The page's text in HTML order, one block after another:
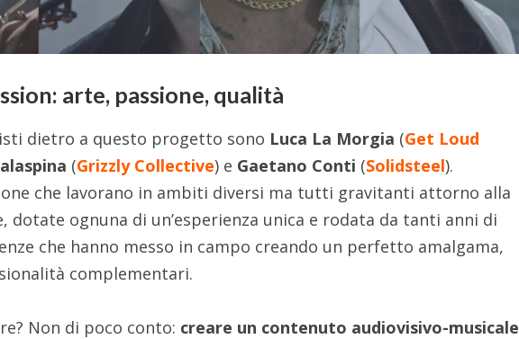
arte, passione, qualità
dietro a questo progetto sono Luca La Morgia (Get Loud
(Grizzly Collective) e Gaetano Conti (Solidsteel).
che lavorano in ambiti diversi ma tutti gravitanti attorno alla
dotate ognuna di un’esperienza unica e rodata da tanti anni di
che hanno messo in campo creando un perfetto amalgama,
complementari.
Non di poco conto: creare un contenuto audiovisivo-musicale